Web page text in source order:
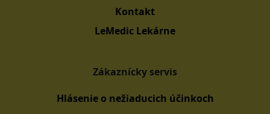
Kontakt
LeMedic Lekárne
Zákaznícky servis
Hlásenie o nežiaducich účinkoch